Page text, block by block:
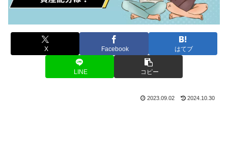
X Facebook はてブ
LINE コピー
2023.09.02 2024.10.30